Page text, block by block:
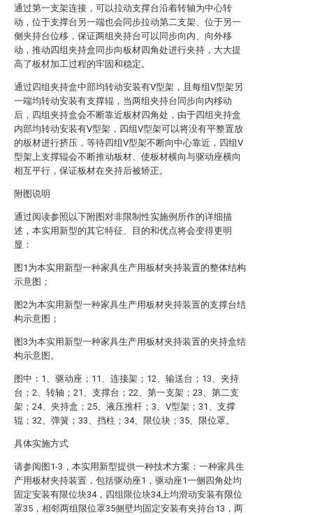
通过第一支架连接，可以拉动支撑台沿着转轴为中心转
动，位于支撑台另一端也会同步拉动第二支架、位于另一
侧夹持台位移，保证两组夹持台可以同步向内、向外移
动，推动四组夹持盒同步向板材四角处进行夹持，大大提
高了板材加工过程的牢固和稳定。
通过四组夹持盒中部均转动安装有V型架，且每组V型架另
一端均转动安装有支撑辊，当两组夹持台同步向内移动
后，四组夹持盒会不断靠近板材四角处，由于四组夹持盒
内部均转动安装有V型架，四组V型架可以将没有平整置放
的板材进行挤压，等待四组V型架不断向中心靠近，四组V
型架上支撑辊会不断推动板材、使板材横向与驱动座横向
相互平行，保证板材在夹持后被矫正。
附图说明
通过阅读参照以下附图对非限制性实施例所作的详细描
述，本实用新型的其它特征、目的和优点将会变得更明
显：
图1为本实用新型一种家具生产用板材夹持装置的整体结构
示意图；
图2为本实用新型一种家具生产用板材夹持装置的支撑台结
构示意图；
图3为本实用新型一种家具生产用板材夹持装置的夹持盒结
构示意图。
图中：1、驱动座；11、连接架；12、输送台；13、夹持
台；2、转轴；21、支撑台；22、第一支架；23、第二支
架；24、夹持盒；25、液压推杆；3、V型架；31、支撑
辊；32、弹簧；33、挡柱；34、限位块；35、限位罩。
具体实施方式
请参阅图1-3，本实用新型提供一种技术方案：一种家具生
产用板材夹持装置，包括驱动座1，驱动座1一侧四角处均
固定安装有限位块34，四组限位块34上均滑动安装有限位
罩35，相邻两组限位罩35侧壁均固定安装有夹持台13，两